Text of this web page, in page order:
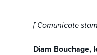
[ Comunicato
Diam Bouchage,